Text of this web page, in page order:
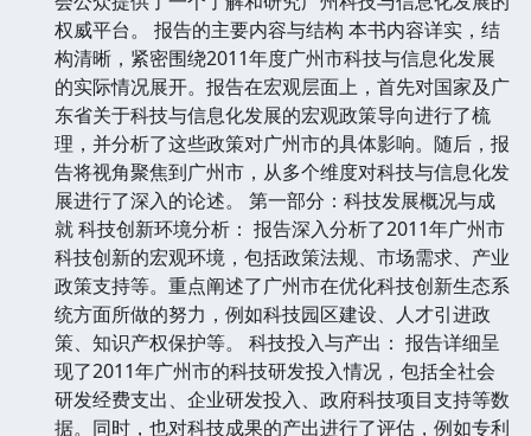
权威平台。 报告的主要内容与结构 本书内容详实，结
构清晰，紧密围绕2011年度广州市科技与信息化发展
的实际情况展开。报告在宏观层面上，首先对国家及广
东省关于科技与信息化发展的宏观政策导向进行了梳
理，并分析了这些政策对广州市的具体影响。随后，报
告将视角聚焦到广州市，从多个维度对科技与信息化发
展进行了深入的论述。 第一部分：科技发展概况与成
就 科技创新环境分析： 报告深入分析了2011年广州市
科技创新的宏观环境，包括政策法规、市场需求、产业
政策支持等。重点阐述了广州市在优化科技创新生态系
统方面所做的努力，例如科技园区建设、人才引进政
策、知识产权保护等。 科技投入与产出： 报告详细呈
现了2011年广州市的科技研发投入情况，包括全社会
研发经费支出、企业研发投入、政府科技项目支持等数
据。同时，也对科技成果的产出进行了评估，例如专利